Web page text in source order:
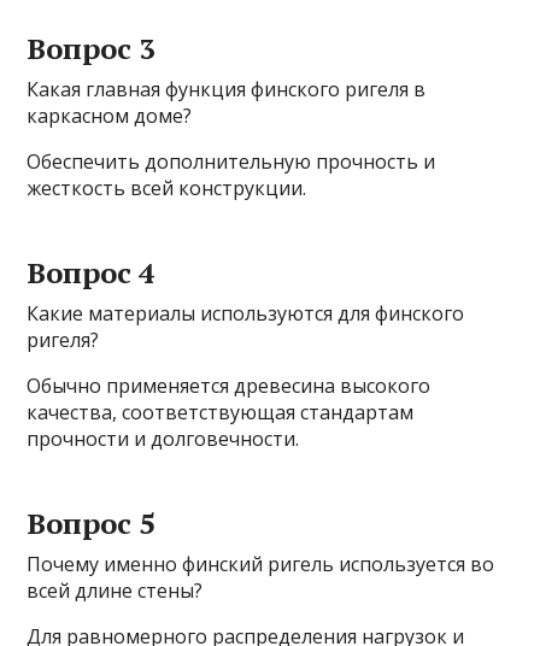
Вопрос 3
Какая главная функция финского ригеля в
каркасном доме?
Обеспечить дополнительную прочность и
жесткость всей конструкции.
Вопрос 4
Какие материалы используются для финского
ригеля?
Обычно применяется древесина высокого
качества, соответствующая стандартам
прочности и долговечности.
Вопрос 5
Почему именно финский ригель используется во
всей длине стены?
Для равномерного распределения нагрузок и